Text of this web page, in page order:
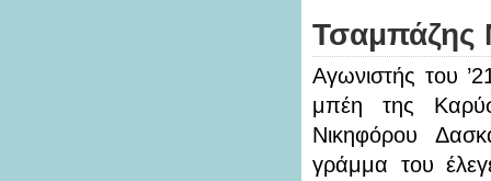
Τσαμπάζης
Αγωνιστής του
μπέη της
Νικηφόρου
γράμμα του